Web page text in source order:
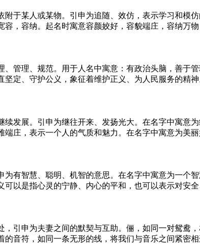
于某人或某物。引申为追随、效仿，表示学习和
，容纳。起名时寓意容颜姣好，容貌端庄，容纳万
管理、规范。用于人名中寓意：有政治头脑，善于
定、守护公义，象征着维护正义、为人民服务的精
发展。引申为继往开来、发扬光大。在名字中寓意
庄，表示一个人的气质和魅力。在名字中寓意为美
有智慧、聪明、机智的意思。在名字中寓意为一个
以是指心灵的宁静、内心的平和，也可以表示对安
引申为夫妻之间的默契与互助。俪，如同一对鸳鸯
音符，如同一条无形的线，将我们与音乐之间紧密